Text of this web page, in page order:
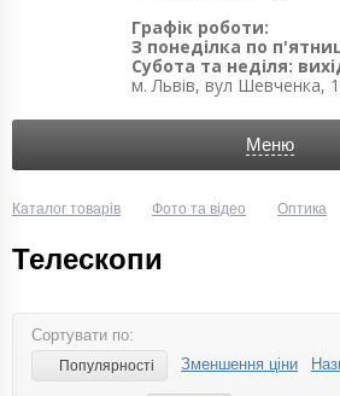
Графік роботи:
З понеділка по
Субота та неділя:
м. Львів, вул Шевченка,
Меню
Каталог товарів Фото та відео Оптика
Телескопи
Сортувати по:
Популярності Зменшення ціни